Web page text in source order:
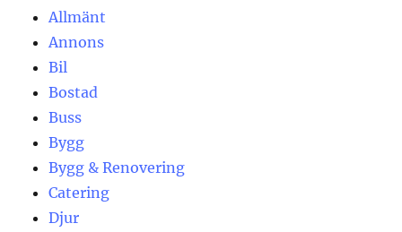
Allmänt
Annons
Bil
Bostad
Buss
Bygg
Bygg & Renovering
Catering
Djur